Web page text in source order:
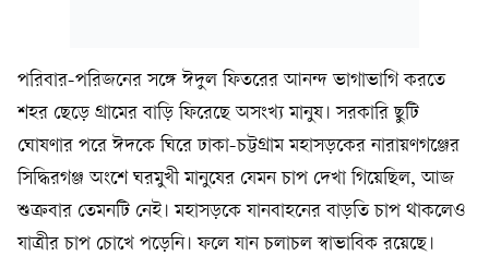
পরিবার-পরিজনের সঙ্গে ঈদুল ফিতরের আনন্দ ভাগাভাগি করতে
শহর ছেড়ে গ্রামের বাড়ি ফিরেছে অসংখ্য মানুষ। সরকারি ছুটি
ঘোষণার পরে ঈদকে ঘিরে ঢাকা-চট্টগ্রাম মহাসড়কের নারায়ণগঞ্জের
সিদ্ধিরগঞ্জ অংশে ঘরমুখী মানুষের যেমন চাপ দেখা গিয়েছিল, আজ
শুক্রবার তেমনটি নেই। মহাসড়কে যানবাহনের বাড়তি চাপ থাকলেও
যাত্রীর চাপ চোখে পড়েনি। ফলে যান চলাচল স্বাভাবিক রয়েছে।